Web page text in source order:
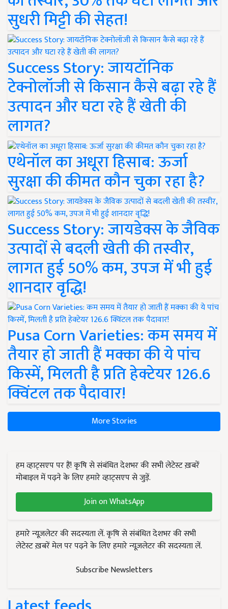
सुधरी मिट्टी की सेहत!
Success Story: जायटॉनिक
टेक्नोलॉजी से किसान कैसे बढ़ा रहे हैं
उत्पादन और घटा रहे हैं खेती की
लागत?
एथेनॉल का अधूरा हिसाब: ऊर्जा
सुरक्षा की कीमत कौन चुका रहा है?
Success Story: जायडेक्स के जैविक
उत्पादों से बदली खेती की तस्वीर,
लागत हुई 50% कम, उपज में भी हुई
शानदार वृद्धि!
Pusa Corn Varieties: कम समय में
तैयार हो जाती हैं मक्का की ये पांच
किस्में, मिलती है प्रति हेक्टेयर 126.6
क्विंटल तक पैदावार!
More Stories
हम व्हाट्सएप पर हैं! कृषि से संबंधित देशभर की सभी लेटेस्ट ख़बरें
मोबाइल में पढ़ने के लिए हमारे व्हाट्सएप से जुड़ें.
Join on WhatsApp
हमारे न्यूज़लेटर की सदस्यता लें. कृषि से संबंधित देशभर की सभी
लेटेस्ट ख़बरें मेल पर पढ़ने के लिए हमारे न्यूज़लेटर की सदस्यता लें.
Subscribe Newsletters